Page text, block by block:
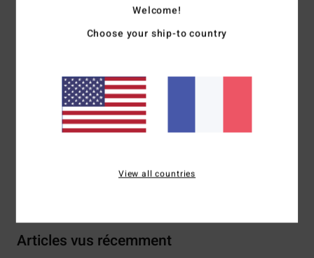
Coupe décontractée
Rayures imprimées
Composition[Matière principale] 100% coton
Traçabilité du produit (Loi Agec)
Livraison & Retours
Articles vus récemment
Welcome!
Choose your ship-to country
View all countries